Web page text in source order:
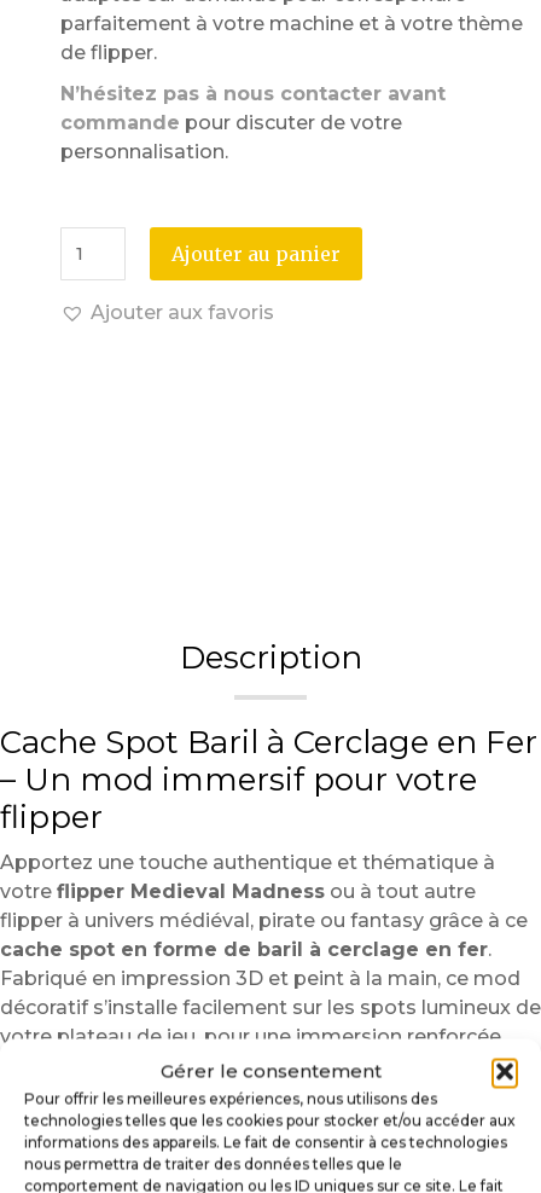
Gérer le consentement
Pour offrir les meilleures expériences, nous utilisons des
technologies telles que les cookies pour stocker et/ou accéder aux
informations des appareils. Le fait de consentir à ces technologies
nous permettra de traiter des données telles que le
comportement de navigation ou les ID uniques sur ce site. Le fait
parfaitement à votre machine et à votre thème
de flipper.
N’hésitez pas à nous contacter avant
commande pour discuter de votre
personnalisation.
Ajouter au panier
Ajouter aux favoris
Description
Cache Spot Baril à Cerclage en Fer
– Un mod immersif pour votre
flipper
Apportez une touche authentique et thématique à
votre flipper Medieval Madness ou à tout autre
flipper à univers médiéval, pirate ou fantasy grâce à ce
cache spot en forme de baril à cerclage en fer.
Fabriqué en impression 3D et peint à la main, ce mod
décoratif s’installe facilement sur les spots lumineux de
votre plateau de jeu, pour une immersion renforcée
dès la première partie.
Idéal pour les passionnés de modding, ce baril en relief
enrichit l’ambiance visuelle sans gêner l’éclairage ni le
gameplay. Parfaitement adapté àMedieval Madness